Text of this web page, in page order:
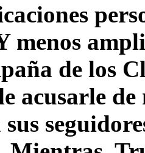
menos
de los
acusarle